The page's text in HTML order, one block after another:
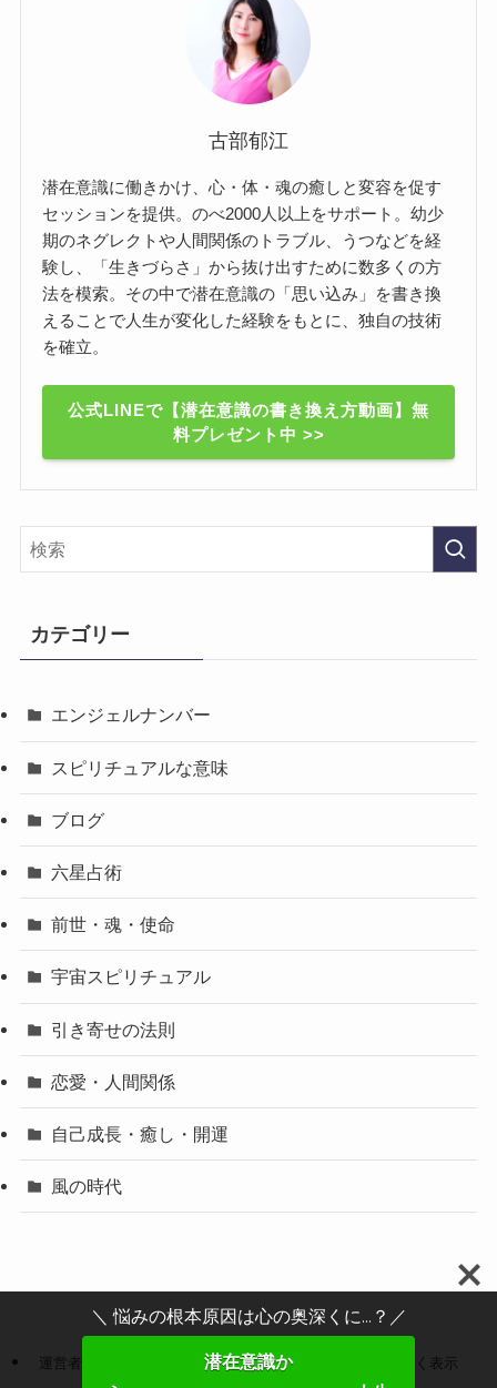
古部郁江
潜在意識に働きかけ、心・体・魂の癒しと変容を促す
セッションを提供。のべ2000人以上をサポート。幼少
期のネグレクトや人間関係のトラブル、うつなどを経
験し、「生きづらさ」から抜け出すために数多くの方
法を模索。その中で潜在意識の「思い込み」を書き換
えることで人生が変化した経験をもとに、独自の技術
を確立。
公式LINEで【潜在意識の書き換え方動画】無
料プレゼント中 >>
カテゴリー
エンジェルナンバー
スピリチュアルな意味
ブログ
六星占術
前世・魂・使命
宇宙スピリチュアル
引き寄せの法則
恋愛・人間関係
自己成長・癒し・開運
風の時代
運営者情報 プライバシーポリシー
特定商取引法に基づく表示
＼ 悩みの根本原因は心の奥深くに...？／
潜在意識か